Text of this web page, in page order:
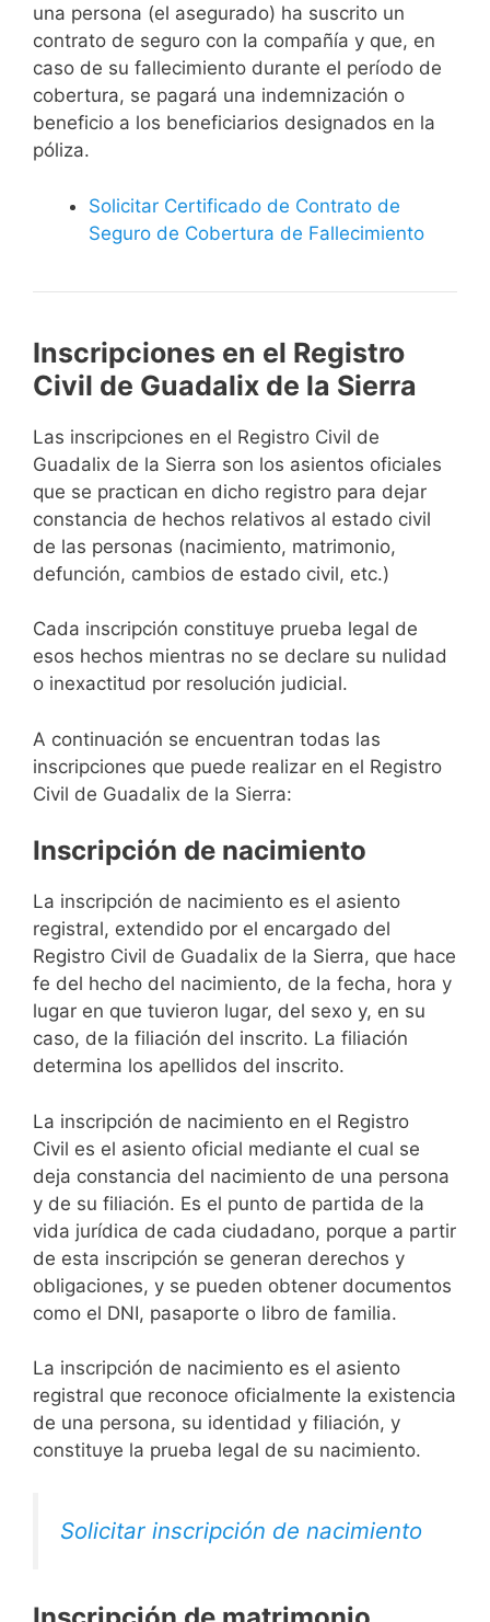
una persona (el asegurado) ha suscrito un
contrato de seguro con la compañía y que, en
caso de su fallecimiento durante el período de
cobertura, se pagará una indemnización o
beneficio a los beneficiarios designados en la
póliza.
Solicitar Certificado de Contrato de
Seguro de Cobertura de Fallecimiento
Inscripciones en el Registro
Civil de Guadalix de la Sierra
Las inscripciones en el Registro Civil de
Guadalix de la Sierra son los asientos oficiales
que se practican en dicho registro para dejar
constancia de hechos relativos al estado civil
de las personas (nacimiento, matrimonio,
defunción, cambios de estado civil, etc.)
Cada inscripción constituye prueba legal de
esos hechos mientras no se declare su nulidad
o inexactitud por resolución judicial.
A continuación se encuentran todas las
inscripciones que puede realizar en el Registro
Civil de Guadalix de la Sierra:
Inscripción de nacimiento
La inscripción de nacimiento es el asiento
registral, extendido por el encargado del
Registro Civil de Guadalix de la Sierra, que hace
fe del hecho del nacimiento, de la fecha, hora y
lugar en que tuvieron lugar, del sexo y, en su
caso, de la filiación del inscrito. La filiación
determina los apellidos del inscrito.
La inscripción de nacimiento en el Registro
Civil es el asiento oficial mediante el cual se
deja constancia del nacimiento de una persona
y de su filiación. Es el punto de partida de la
vida jurídica de cada ciudadano, porque a partir
de esta inscripción se generan derechos y
obligaciones, y se pueden obtener documentos
como el DNI, pasaporte o libro de familia.
La inscripción de nacimiento es el asiento
registral que reconoce oficialmente la existencia
de una persona, su identidad y filiación, y
constituye la prueba legal de su nacimiento.
Solicitar inscripción de nacimiento